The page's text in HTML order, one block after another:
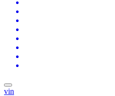
vin